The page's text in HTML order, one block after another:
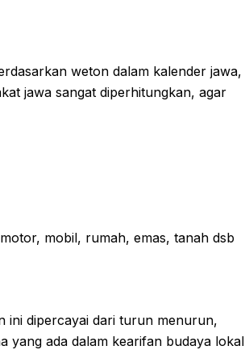
weton dalam kalender jawa,
jawa sangat diperhitungkan, agar
mobil, rumah, emas, tanah dsb
ini dipercayai dari turun menurun,
yang ada dalam kearifan budaya lokal